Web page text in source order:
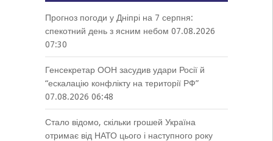
Прогноз погоди у Дніпрі на 7 серпня:
спекотний день з ясним небом 07.08.2026
07:30
Генсекретар ООН засудив удари Росії й
“ескалацію конфлікту на території РФ”
07.08.2026 06:48
Стало відомо, скільки грошей Україна
отримає від НАТО цього і наступного року